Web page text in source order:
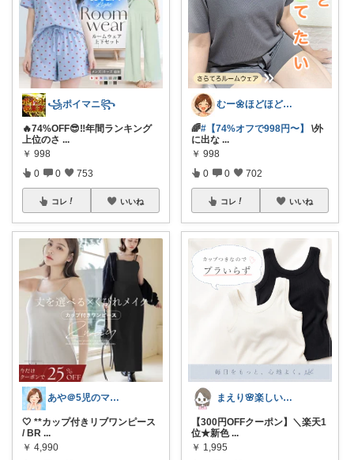
꧁ポイマニ꧂
🔥74%OFF😎‼️年間ランキング
上位のさ ...
￥ 998
0 0 753
コレ いいね
あや＠5児のママでもオシャレしたい‼︎
🤍 **カップ付きリブワンピース
/ BR ...
￥ 4,990
むー🌼ほどほど生活🌼
🌈#【74%オフで998円〜】
\外
に出な ...
￥ 998
0 0 702
コレ いいね
まえり🌸楽しい暮らし🍀
【300円OFFクーポン】＼楽天1
位★新色 ...
￥ 1,995